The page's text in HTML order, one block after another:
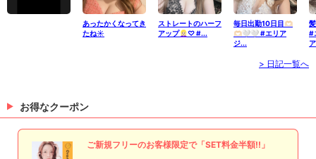
あったかくなってき
たね☀️
ストレートのハーフ
アップ👱🏻‍♀️♡ #...
毎日出勤10日目🫶🏻
🫶🏻🤍🤍 #エリア
ジ...
#
> 日記一覧へ
お得なクーポン
ご新規フリーのお客様限定で「SET料金半額!!」